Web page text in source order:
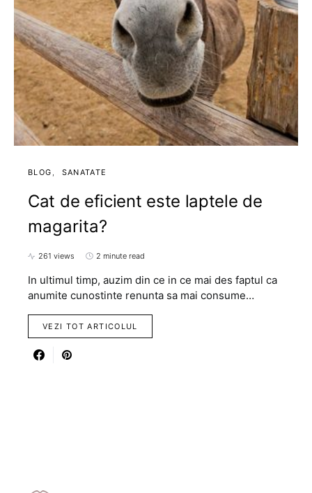
BLOG SANATATE
Cat de eficient este laptele de
magarita?
261 views 2 minute read
In ultimul timp, auzim din ce in ce mai des faptul ca
anumite cunostinte renunta sa mai consume…
VEZI TOT ARTICOLUL